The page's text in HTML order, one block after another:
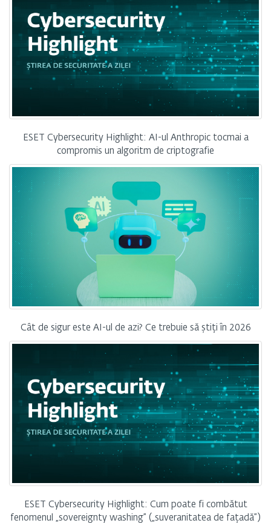
ESET Cybersecurity Highlight: AI-ul Anthropic tocmai a
compromis un algoritm de criptografie
Cât de sigur este AI-ul de azi? Ce trebuie să știți în 2026
ESET Cybersecurity Highlight: Cum poate fi combătut
fenomenul „sovereignty washing” („suveranitatea de fațadă”)